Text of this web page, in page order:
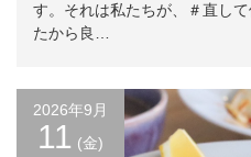
す。それは私たちが、＃直し
たから良…
2026年9月
11 (金)